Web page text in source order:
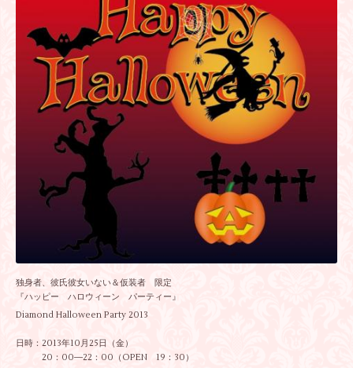
独身者、彼氏彼女いない＆仮装者 限定
『ハッピー ハロウィーン パーティー』
Diamond Halloween Party 2013
日時：2013年10月25日（金）
20：00―22：00（OPEN 19：30）